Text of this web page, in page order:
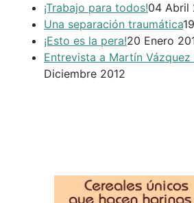
¡Trabajo para todos!04 Abril
Una separación traumática
¡Esto es la pera!20 Enero
Entrevista a Martín
Diciembre 2012